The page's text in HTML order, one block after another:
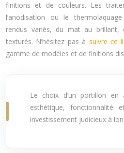
finitions et de couleurs. Les
l’anodisation ou le
rendus variés, du mat au brillant,
texturés. N’hésitez pas à suivre ce
gamme de modèles et de finitions
Le choix d’un portillon en
esthétique, fonctionnalité
investissement judicieux à